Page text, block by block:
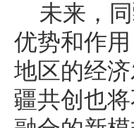
未来，
优势和作
地区的经
疆共创也